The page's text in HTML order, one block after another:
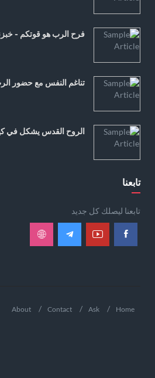
فرح الرب هو قوتكم -
تناغم النفس مع حضور
الروح القدس يشكل في
تابعنا
تابعنا ليصلك كل جديد
Home
Ask
Contact
About